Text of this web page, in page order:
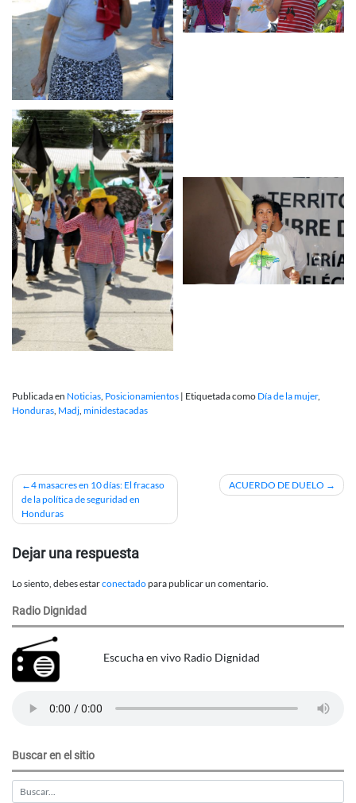
Publicada en Noticias, Posicionamientos | Etiquetada como Día de la mujer,
Honduras, Madj, minidestacadas
Navegación
de
4 masacres en 10 días: El fracaso
de la política de seguridad en
Honduras
ACUERDO DE DUELO
Dejar una respuesta
Lo siento, debes estarconectadopara publicar un comentario.
Radio Dignidad
Escucha en vivo Radio Dignidad
Buscar en el sitio